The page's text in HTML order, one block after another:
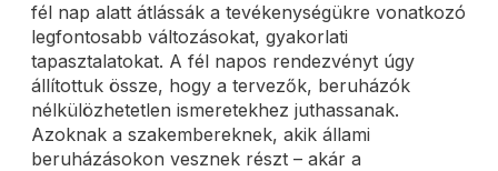
fél nap alatt átlássák a tevékenységükre vonatkozó
legfontosabb változásokat, gyakorlati
tapasztalatokat. A fél napos rendezvényt úgy
állítottuk össze, hogy a tervezők, beruházók
nélkülözhetetlen ismeretekhez juthassanak.
Azoknak a szakembereknek, akik állami
beruházásokon vesznek részt – akár a